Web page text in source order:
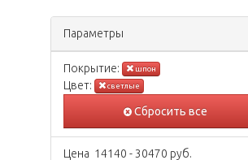
Параметры
Покрытиe: шпон
Цвeт: светлые
Сбросить все
Цена 14140 - 30470 руб.